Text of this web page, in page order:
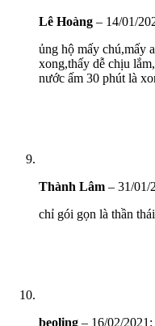
Lê Hoàng – 14/01/
ủng hộ mấy chú,mấy
xong,thấy dễ chịu
nước ấm 30 phút là
Thành Lâm – 31/01/
chỉ gói gọn là thần thái
beoling – 16/02/2021 :